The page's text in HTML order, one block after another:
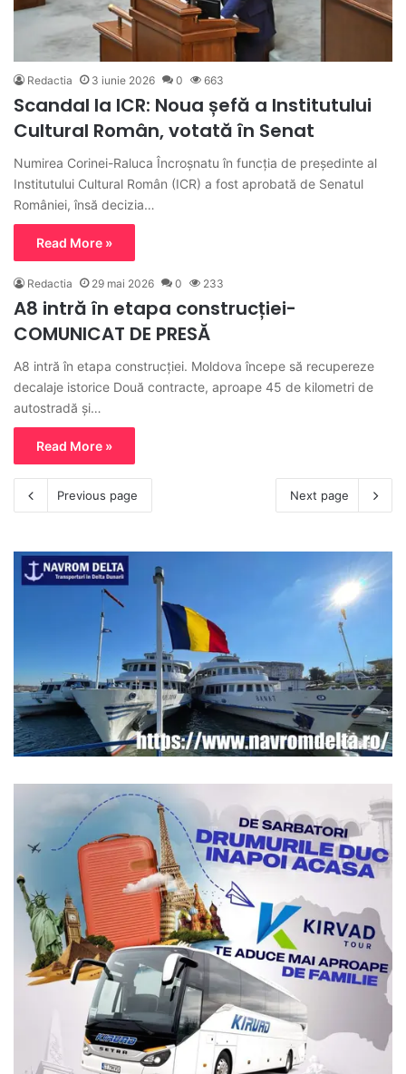
Redactia 3 iunie 2026 0 663
Scandal la ICR: Noua șefă a Institutului
Cultural Român, votată în Senat
Numirea Corinei-Raluca Încroșnatu în funcția de președinte al
Institutului Cultural Român (ICR) a fost aprobată de Senatul
României, însă decizia…
Read More »
Redactia 29 mai 2026 0 233
A8 intră în etapa construcției-
COMUNICAT DE PRESĂ
A8 intră în etapa construcției. Moldova începe să recupereze
decalaje istorice Două contracte, aproape 45 de kilometri de
autostradă și…
Read More »
Previous page Next page